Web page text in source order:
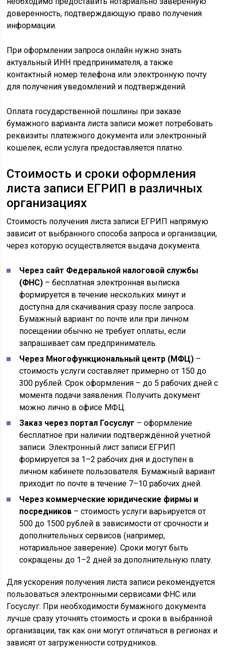
доверенность, подтверждающую право получения
информации.
При оформлении запроса онлайн нужно знать
актуальный ИНН предпринимателя, а также
контактный номер телефона или электронную почту
для получения уведомлений и подтверждений.
Оплата государственной пошлины при заказе
бумажного варианта листа записи может потребовать
реквизиты платежного документа или электронный
кошелек, если услуга предоставляется платно.
Стоимость и сроки оформления
листа записи ЕГРИП в различных
организациях
Стоимость получения листа записи ЕГРИП напрямую
зависит от выбранного способа запроса и организации,
через которую осуществляется выдача документа.
Через сайт Федеральной налоговой службы
(ФНС) – бесплатная электронная выписка
формируется в течение нескольких минут и
доступна для скачивания сразу после запроса.
Бумажный вариант по почте или при личном
посещении обычно не требует оплаты, если
запрашивает сам предприниматель.
Через Многофункциональный центр (МФЦ) –
стоимость услуги составляет примерно от 150 до
300 рублей. Срок оформления – до 5 рабочих дней с
момента подачи заявления. Получить документ
можно лично в офисе МФЦ.
Заказ через портал Госуслуг – оформление
бесплатное при наличии подтверждённой учетной
записи. Электронный лист записи ЕГРИП
формируется за 1–2 рабочих дня и доступен в
личном кабинете пользователя. Бумажный вариант
приходит по почте в течение 7–10 рабочих дней.
Через коммерческие юридические фирмы и
посредников – стоимость услуги варьируется от
500 до 1500 рублей в зависимости от срочности и
дополнительных сервисов (например,
нотариальное заверение). Сроки могут быть
сокращены до 1–2 дней за дополнительную плату.
Для ускорения получения листа записи рекомендуется
пользоваться электронными сервисами ФНС или
Госуслуг. При необходимости бумажного документа
лучше сразу уточнять стоимость и сроки в выбранной
организации, так как они могут отличаться в регионах и
зависят от загруженности сотрудников.